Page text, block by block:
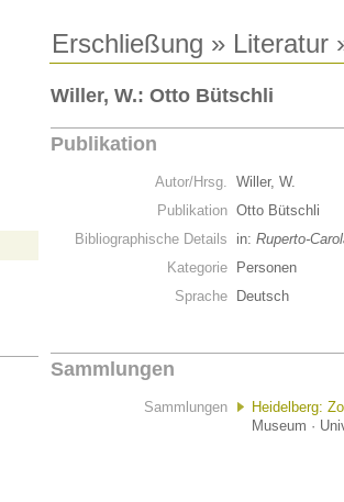
Erschließung » Literatur
Willer, W.: Otto Bütschli
Publikation
Autor/Hrsg. Willer, W.
Publikation Otto Bütschli
Bibliographische Details
in: Ruperto-
Kategorie
Personen
Sprache
Deutsch
Sammlungen
Sammlungen
Heidelberg:
Museum ·